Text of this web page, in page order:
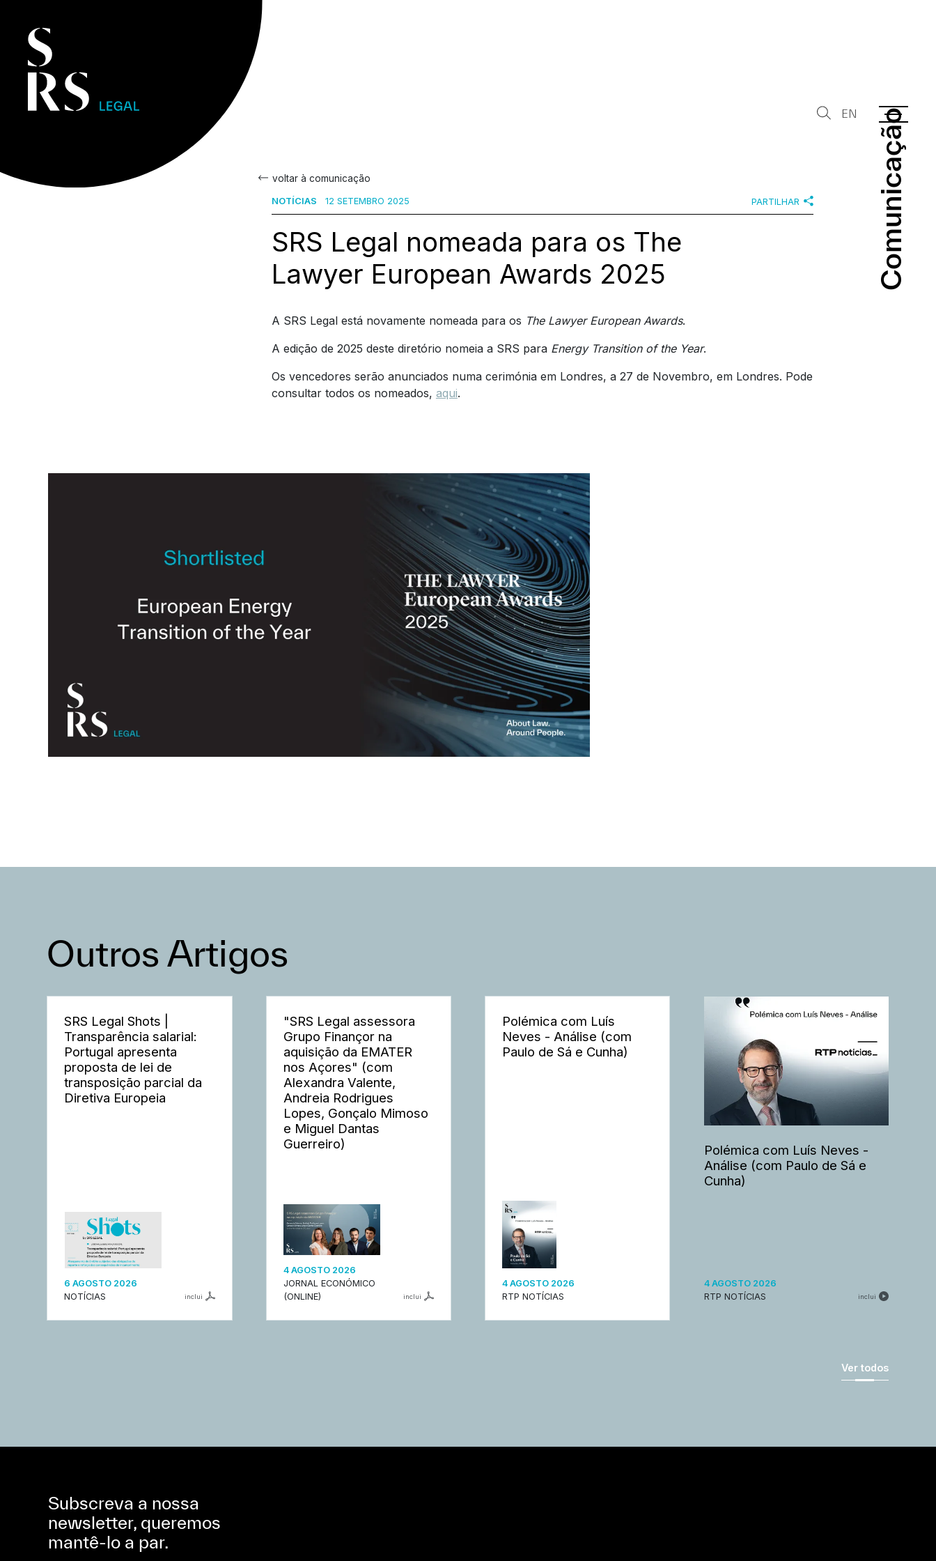
Comunicação
Comunicação
EN
voltar à comunicação
NOTÍCIAS 12 SETEMBRO 2025 PARTILHAR
SRS Legal nomeada para os The
Lawyer European Awards 2025
A SRS Legal está novamente nomeada para os The Lawyer European Awards.
A edição de 2025 deste diretório nomeia a SRS paraEnergy Transition of the Year.
Os vencedores serão anunciados numa cerimónia em Londres, a 27 de Novembro, em Londres. Pode
consultar todos os nomeados, aqui.
Outros Artigos
SRS Legal Shots |
Transparência salarial:
Portugal apresenta
proposta de lei de
transposição parcial da
Diretiva Europeia
6 AGOSTO 2026
NOTÍCIAS
inclui
"SRS Legal assessora
Grupo Finançor na
aquisição da EMATER
nos Açores" (com
Alexandra Valente,
Andreia Rodrigues
Lopes, Gonçalo Mimoso
e Miguel Dantas
Guerreiro)
4 AGOSTO 2026
JORNAL ECONÓMICO
(ONLINE)
inclui
Polémica com Luís
Neves - Análise (com
Paulo de Sá e Cunha)
4 AGOSTO 2026
RTP NOTÍCIAS
Polémica com Luís Neves -
Análise (com Paulo de Sá e
Cunha)
4 AGOSTO 2026
RTP NOTÍCIAS
inclui
Ver todos
Subscreva a nossa
newsletter, queremos
mantê-lo a par.